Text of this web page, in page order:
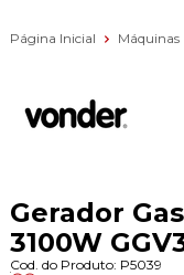
Página Inicial Máquinas
Gerador
3100W
Cod. do Produto: P5039